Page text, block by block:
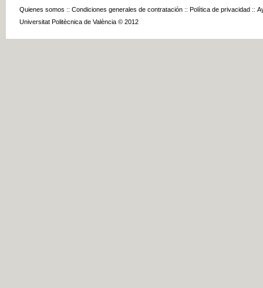
Quienes somos :: Condiciones generales de contratación :: Política de privacidad ::
Universitat Politècnica de València © 2012